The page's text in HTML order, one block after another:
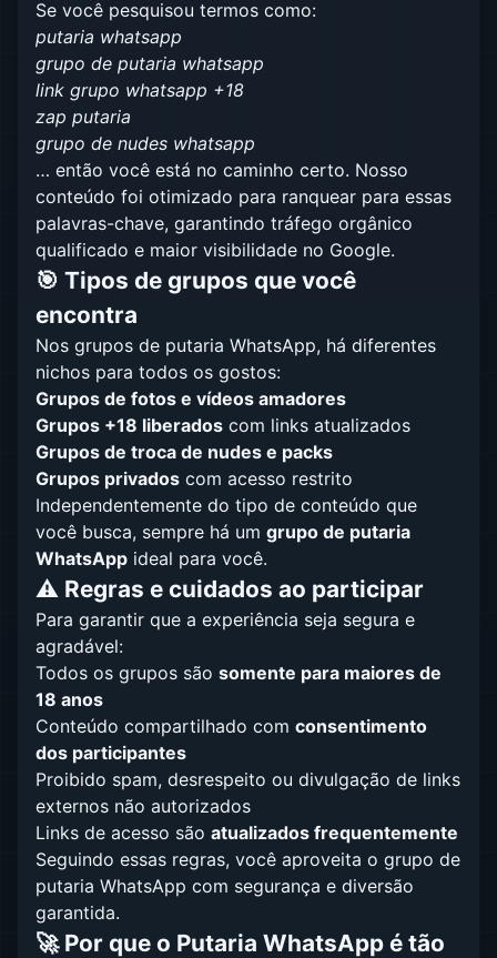
Se você pesquisou termos como:
putaria whatsapp
grupo de putaria whatsapp
link grupo whatsapp +18
zap putaria
grupo de nudes whatsapp
… então você está no caminho certo. Nosso
conteúdo foi otimizado para ranquear para essas
palavras-chave, garantindo tráfego orgânico
qualificado e maior visibilidade no Google.
🎯 Tipos de grupos que você
encontra
Nos grupos de putaria WhatsApp, há diferentes
nichos para todos os gostos:
Grupos de fotos e vídeos amadores
Grupos +18 liberados com links atualizados
Grupos de troca de nudes e packs
Grupos privados com acesso restrito
Independentemente do tipo de conteúdo que
você busca, sempre há um grupo de putaria
WhatsApp ideal para você.
⚠️ Regras e cuidados ao participar
Para garantir que a experiência seja segura e
agradável:
Todos os grupos são somente para maiores de
18 anos
Conteúdo compartilhado com consentimento
dos participantes
Proibido spam, desrespeito ou divulgação de links
externos não autorizados
Links de acesso são atualizados frequentemente
Seguindo essas regras, você aproveita o grupo de
putaria WhatsApp com segurança e diversão
garantida.
🚀 Por que o Putaria WhatsApp é tão